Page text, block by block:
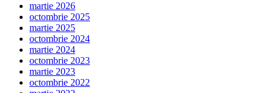
martie 2026
octombrie 2025
martie 2025
octombrie 2024
martie 2024
octombrie 2023
martie 2023
octombrie 2022